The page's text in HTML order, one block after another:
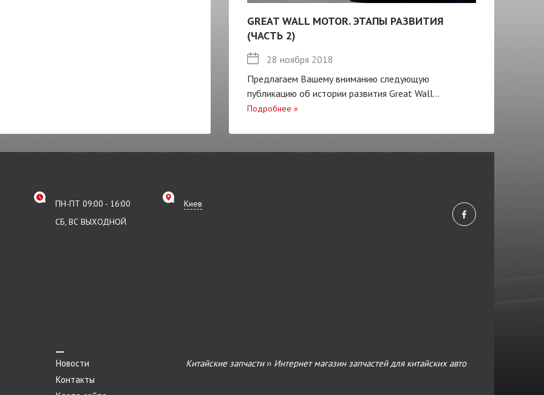
GREAT WALL MOTOR. ЭТАПЫ РАЗВИТИЯ
(ЧАСТЬ 2)
28 ноября 2018
Предлагаем Вашему вниманию следующую
публикацию об истории развития Great Wall...
Подробнее »
ПН-ПТ 09:00 - 16:00
СБ, ВС ВЫХОДНОЙ
Киев
Новости
Контакты
Китайские запчасти›› Интернет магазин запчастей для китайских авто